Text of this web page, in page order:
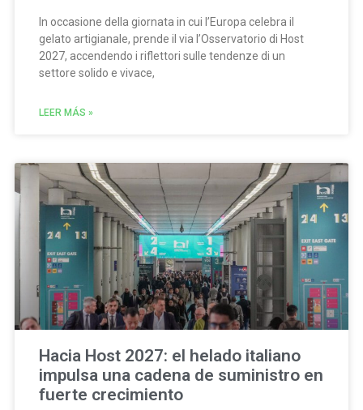
In occasione della giornata in cui l’Europa celebra il
gelato artigianale, prende il via l’Osservatorio di Host
2027, accendendo i riflettori sulle tendenze di un
settore solido e vivace,
LEER MÁS »
Hacia Host 2027: el helado italiano
impulsa una cadena de suministro en
fuerte crecimiento